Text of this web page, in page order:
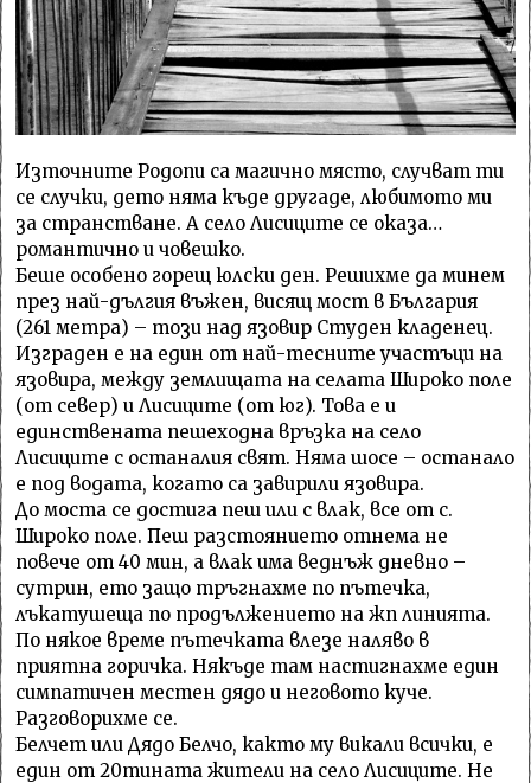
Източните Родопи са магично място, случват ти
се случки, дето няма къде другаде, любимото ми
за странстване. А село Лисиците се оказа…
романтично и човешко.
Беше особено горещ юлски ден. Решихме да минем
през най-дългия въжен, висящ мост в България
(261 метра) – този над язовир Студен кладенец.
Изграден е на един от най-тесните участъци на
язовира, между землищата на селата Широко поле
(от север) и Лисиците (от юг). Това е и
единствената пешеходна връзка на село
Лисиците с останалия свят. Няма шосе – останало
е под водата, когато са завирили язовира.
До моста се достига пеш или с влак, все от с.
Широко поле. Пеш разстоянието отнема не
повече от 40 мин, а влак има веднъж дневно –
сутрин, ето защо тръгнахме по пътечка,
лъкатушеща по продължението на жп линията.
По някое време пътечката влезе наляво в
приятна горичка. Някъде там настигнахме един
симпатичен местен дядо и неговото куче.
Разговорихме се.
Белчет или Дядо Белчо, както му викали всички, е
един от 20тината жители на село Лисиците. Не